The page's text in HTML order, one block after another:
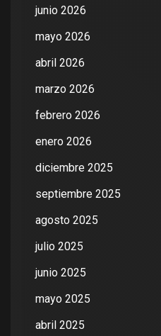
junio 2026
mayo 2026
abril 2026
marzo 2026
febrero 2026
enero 2026
diciembre 2025
septiembre 2025
agosto 2025
julio 2025
junio 2025
mayo 2025
abril 2025